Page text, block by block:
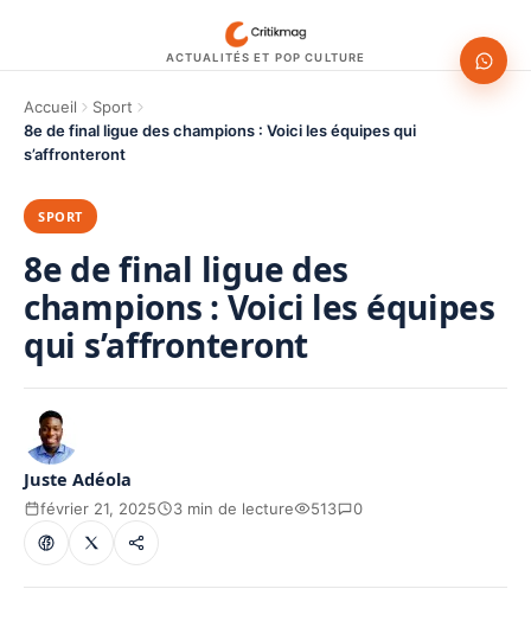
ACTUALITÉS ET POP CULTURE
Accueil
Sport
8e de final ligue des champions : Voici les équipes qui
s’affronteront
SPORT
8e de final ligue des
champions : Voici les équipes
qui s’affronteront
Juste Adéola
février 21, 2025 3 min de lecture 513 0